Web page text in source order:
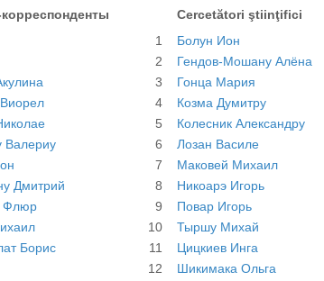
Валериу
Дмитрий
Флюр
Борис
Cercetători ştiinţifici
1
Болун Ион
2
Гендов-Мошану Алёна
3
Гонца Мария
4
Козма Думитру
5
Колесник Александру
6
Лозан Василе
7
Маковей Михаил
8
Никоарэ Игорь
9
Повар Игорь
10
Тыршу Михай
11
Цицкиев Инга
12
Шикимака Ольга